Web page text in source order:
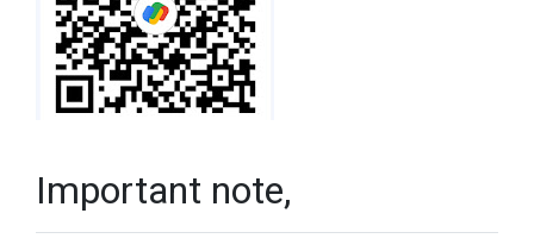
Important note,